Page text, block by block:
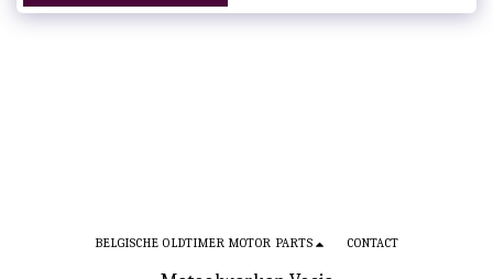
BELGISCHE OLDTIMER MOTOR PARTS CONTACT